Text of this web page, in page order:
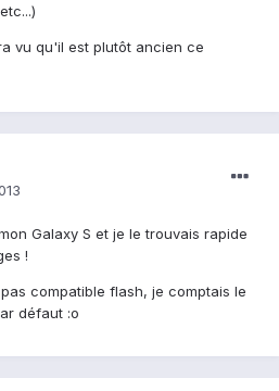
vu qu'il est plutôt ancien ce
Galaxy S et je le trouvais rapide
!
compatible flash, je comptais le
défaut :o